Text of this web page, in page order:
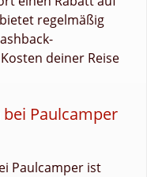
regelmäßig
deiner Reise
Paulcamper
Paulcamper ist